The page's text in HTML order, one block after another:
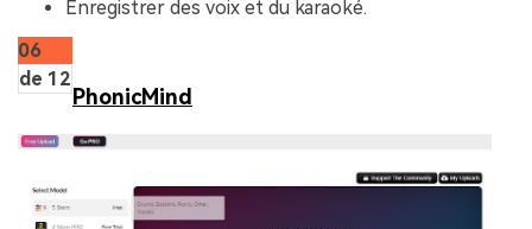
Enregistrer des voix et du karaoké.
06
de 12
PhonicMind